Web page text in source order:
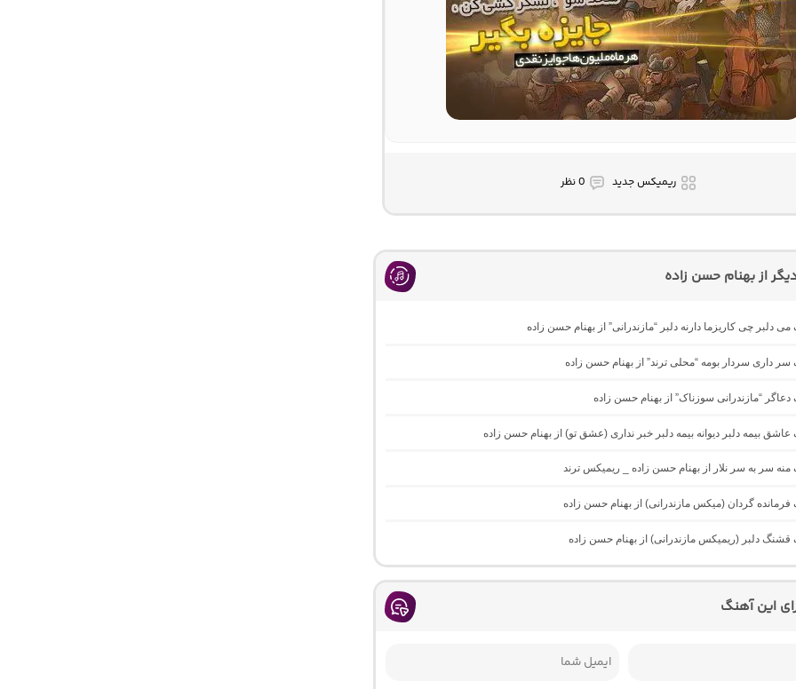
ریمیکس جدید 0 نظر
از بهنام حسن زاده
می دلبر چی کاریزما دارنه دلبر “مازندرانی” از بهنام حسن زاده
سر داری سردار بومه “محلی ترند” از بهنام حسن زاده
دعاگر “مازندرانی سوزناک” از بهنام حسن زاده
عاشق بیمه دلبر دیوانه بیمه دلبر خبر نداری (عشق تو) از بهنام حسن زاده
منه سر به سر نلار از بهنام حسن زاده _ ریمیکس ترند
فرمانده گردان (میکس مازندرانی) از بهنام حسن زاده
قشنگ دلبر (ریمیکس مازندرانی) از بهنام حسن زاده
این آهنگ